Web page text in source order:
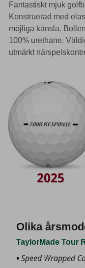
Fantastiskt mjuk
Konstruerad med
möjliga känsla.
100% urethane.
utmärkt
2025
Olika
TaylorMade Tour
Speed Wrapped